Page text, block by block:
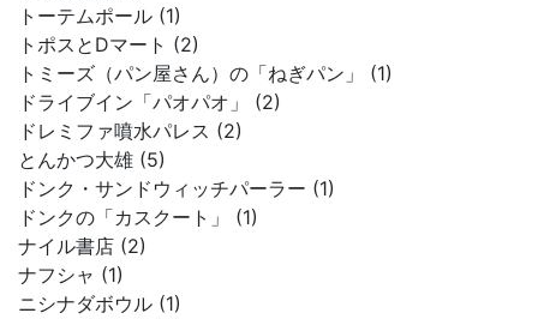
トーテムポール (1)
トポスとDマート (2)
トミーズ（パン屋さん）の「ねぎパン」 (1)
ドライブイン「パオパオ」 (2)
ドレミファ噴水パレス (2)
とんかつ大雄 (5)
ドンク・サンドウィッチパーラー (1)
ドンクの「カスクート」 (1)
ナイル書店 (2)
ナフシャ (1)
ニシナダボウル (1)